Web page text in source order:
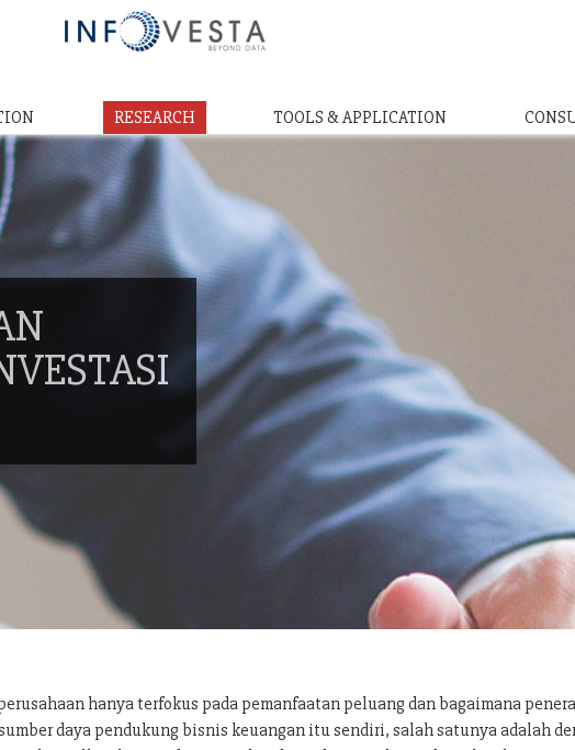
RESEARCH TOOLS & APPLICATION
hanya terfokus pada pemanfaatan peluang dan bagaimana
daya pendukung bisnis keuangan itu sendiri, salah satunya adalah